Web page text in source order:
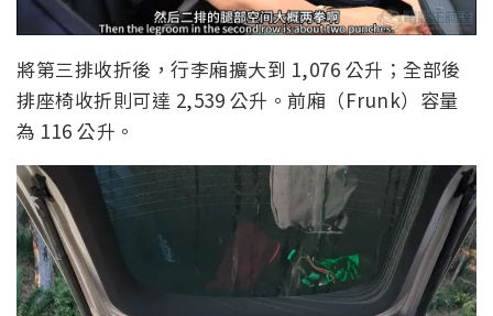
將第三排收折後，行李廂擴大到 1,076 公升；全部後
排座椅收折則可達 2,539 公升。前廂（Frunk）容量
為 116 公升。